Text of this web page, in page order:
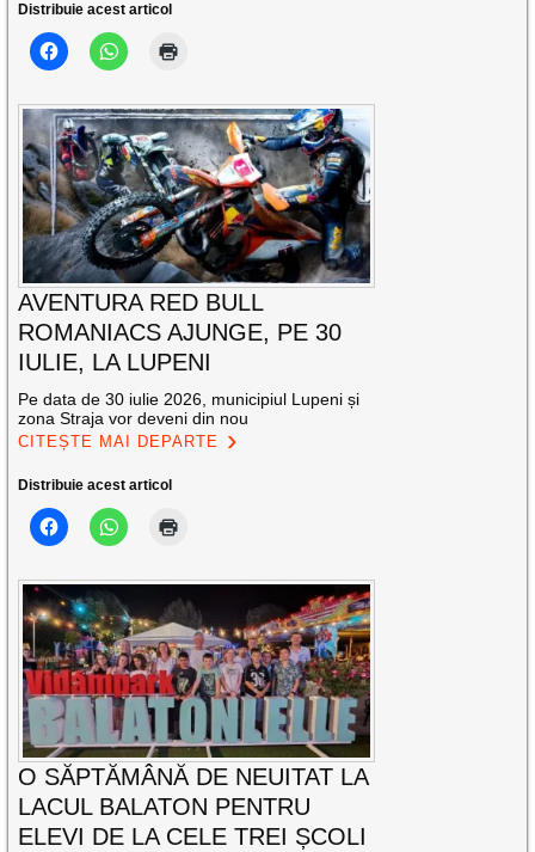
Distribuie acest articol
AVENTURA RED BULL
ROMANIACS AJUNGE, PE 30
IULIE, LA LUPENI
Pe data de 30 iulie 2026, municipiul Lupeni și
zona Straja vor deveni din nou
CITEȘTE MAI DEPARTE
Distribuie acest articol
O SĂPTĂMÂNĂ DE NEUITAT LA
LACUL BALATON PENTRU
ELEVI DE LA CELE TREI ȘCOLI